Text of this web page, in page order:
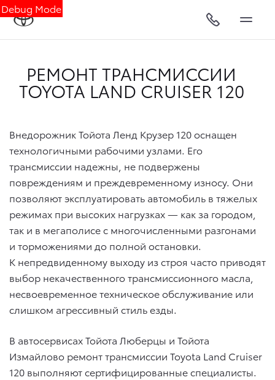
Debug Mode
РЕМОНТ ТРАНСМИССИИ
TOYOTA LAND CRUISER 120
Внедорожник Тойота Ленд Крузер 120 оснащен
технологичными рабочими узлами. Его
трансмиссии надежны, не подвержены
повреждениям и преждевременному износу. Они
позволяют эксплуатировать автомобиль в тяжелых
режимах при высоких нагрузках — как за городом,
так и в мегаполисе с многочисленными разгонами
и торможениями до полной остановки.
К непредвиденному выходу из строя часто приводят
выбор некачественного трансмиссионного масла,
несвоевременное техническое обслуживание или
слишком агрессивный стиль езды.
В автосервисах Тойота Люберцы и Тойота
Измайлово ремонт трансмиссии Toyota Land Cruiser
120 выполняют сертифицированные специалисты.